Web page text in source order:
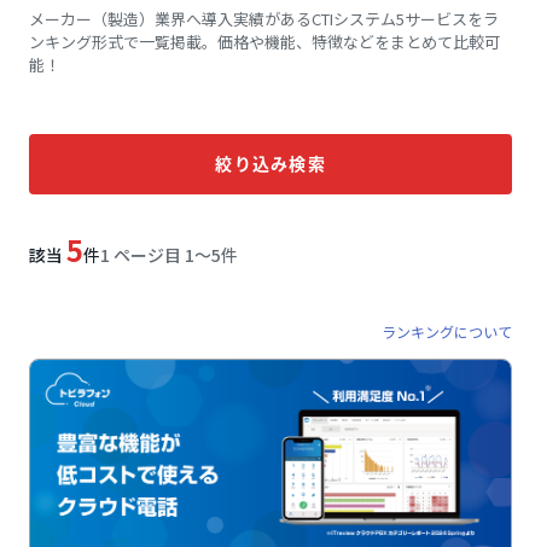
メーカー（製造）業界へ導入実績があるCTIシステム5サービスをラ
ンキング形式で一覧掲載。価格や機能、特徴などをまとめて比較可
能！
絞り込み検索
該当 5件1 ページ目 1〜5件
ランキングについて